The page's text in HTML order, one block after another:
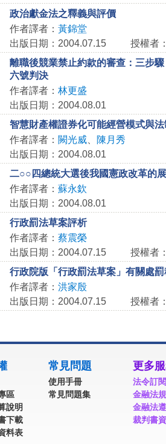
政治獻金法之釋義與評價
作者譯者： 黃錦堂
出版日期：2004.07.15
授權者
離職後競業禁止約款的審查：三步
六號判決
作者譯者： 林更盛
出版日期：2004.08.01
智慧財產權證券化可能經營模式與
作者譯者： 闕光威、
陳月秀
出版日期：2004.08.01
二○○四總統大選後我國憲政改革的
作者譯者： 蘇永欽
出版日期：2004.08.01
行政罰法草案評析
作者譯者： 蔡震榮
出版日期：2004.07.15
授權者
行政院版「行政罰法草案」有關處
作者譯者： 洪家殷
出版日期：2004.07.15
授權者
區
說明
下載
料表
常見問題
使用手冊
常見問題集
更多
法令訂
金融法
金融法
裁判書